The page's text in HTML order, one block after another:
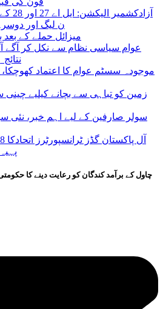
ن لیگ اور
میزائل حملے کے بعد
عوام سیاسی نظام سے نکل کر آگے
موجودہ سسٹم عوام کا اعتماد
زمین کو تباہی سے بچانے کیلیے
سولر صارفین کے لیے اہم خبر، نئی
چاول کے برآمد کندگان کو رعایت دینے کا